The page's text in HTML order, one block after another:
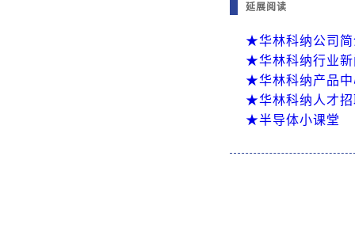
延展阅读
★华林科纳公司
★华林科纳行业
★华林科纳产品
★华林科纳人才
★半导体小课堂